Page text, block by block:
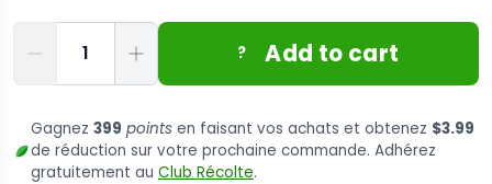
? Add to cart
Gagnez 399 points en faisant vos achats et obtenez $3.99
de réduction sur votre prochaine commande. Adhérez
gratuitement au Club Récolte.